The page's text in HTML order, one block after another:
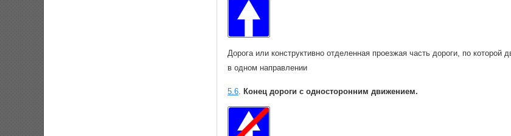
Дорога или конструктивно отделенная проезжая часть дороги, по
в одном направлении
5.6. Конец дороги с односторонним движением.